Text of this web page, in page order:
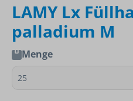
LAMY Lx
palladium M
Menge